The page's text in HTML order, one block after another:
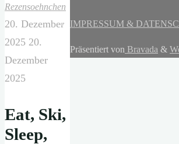
Rezensoehnchen
20. Dezember
2025 20.
Dezember
2025
Eat, Ski,
Sleep,
IMPRESSUM &
Präsentiert von Bravada &